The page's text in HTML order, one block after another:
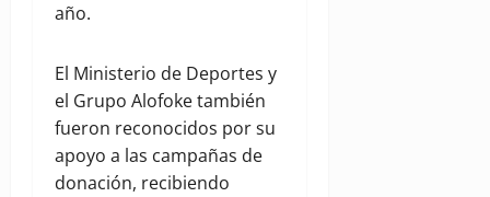
año.
El Ministerio de Deportes y
el Grupo Alofoke también
fueron reconocidos por su
apoyo a las campañas de
donación, recibiendo